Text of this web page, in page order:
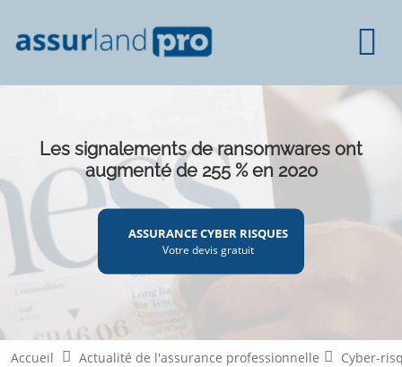
Les signalements de ransomwares ont
augmenté de 255 % en 2020
ASSURANCE CYBER RISQUES
Votre devis gratuit
Accueil Actualité de l'assurance professionnelle Cyber-